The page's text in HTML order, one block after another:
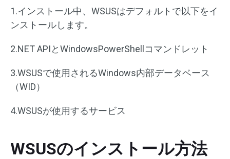
1.インストール中、WSUSはデフォルトで以下をイ
ンストールします。
2.NET APIとWindowsPowerShellコマンドレット
3.WSUSで使用されるWindows内部データベース
（WID）
4.WSUSが使用するサービス
WSUSのインストール方法